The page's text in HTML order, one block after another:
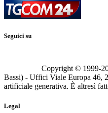
Seguici su
Copyright © 1999-
Bassi) - Uffici Viale Europa 46,
artificiale generativa. È altresì
Legal